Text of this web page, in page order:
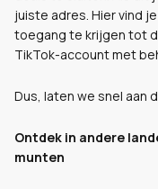
juiste adres. Hier vind
toegang te krijgen tot
TikTok-account met
Dus, laten we snel aan
Ontdek in andere
munten